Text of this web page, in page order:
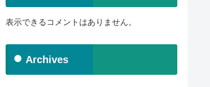
表示できるコメントはありません。
Archives